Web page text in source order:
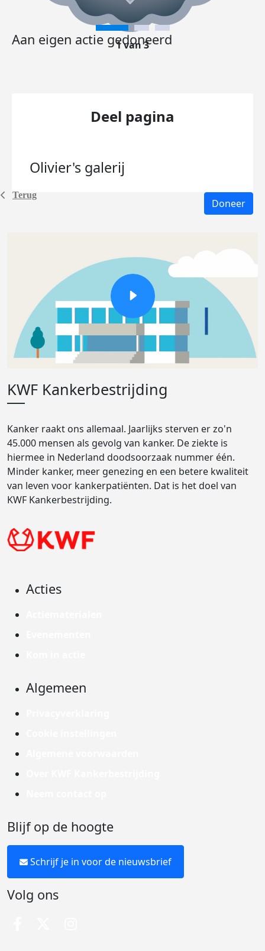
Terug
Aan eigen actie gedoneerd
1 van 3
Deel pagina
Olivier's galerij
Doneer
KWF Kankerbestrijding
Kanker raakt ons allemaal. Jaarlijks sterven er zo'n
45.000 mensen als gevolg van kanker. De ziekte is
hiermee in Nederland doodsoorzaak nummer één.
Minder kanker, meer genezing en een betere kwaliteit
van leven voor kankerpatiënten. Dat is het doel van
KWF Kankerbestrijding.
Acties
Algemeen
Blijf op de hoogte
Schrijf je in voor de nieuwsbrief
Volg ons